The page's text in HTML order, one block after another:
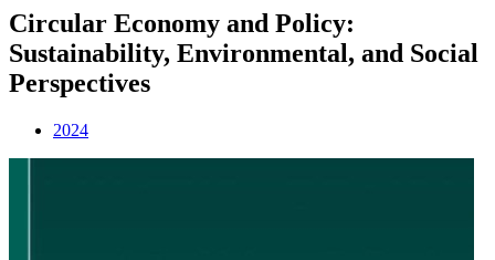
Circular Economy and Policy:
Sustainability, Environmental, and Social
Perspectives
2024